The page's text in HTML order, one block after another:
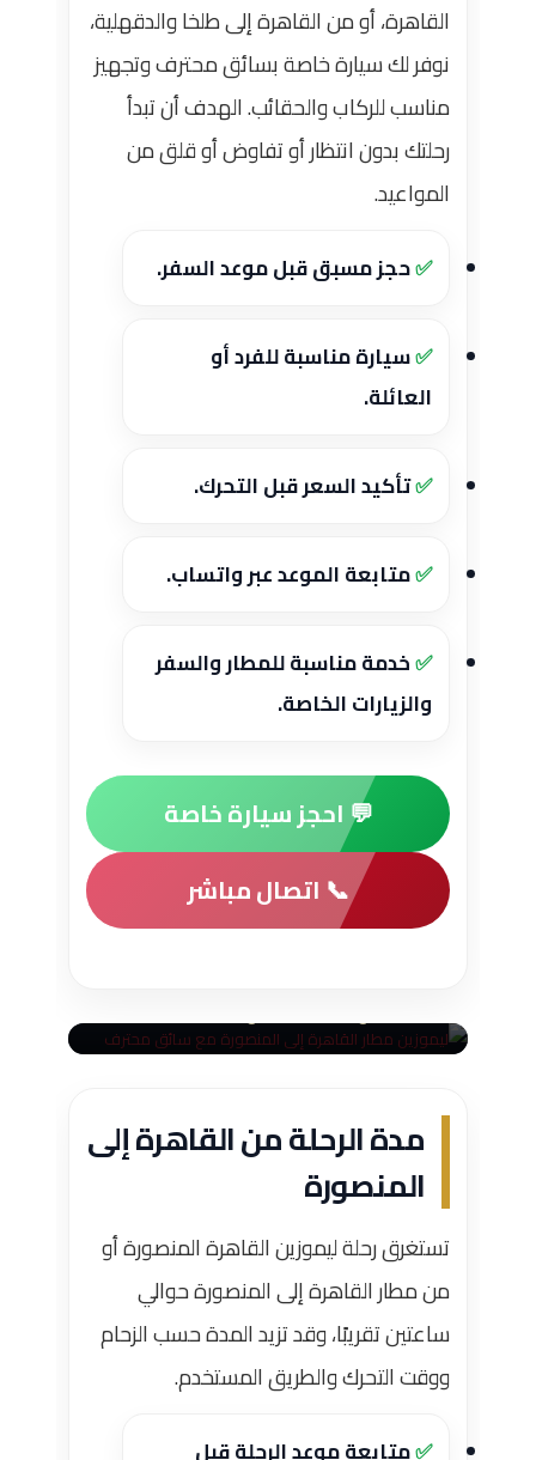
القاهرة، أو من القاهرة إلى طلخا والدقهلية،
نوفر لك سيارة خاصة بسائق محترف وتجهيز
مناسب للركاب والحقائب. الهدف أن تبدأ
رحلتك بدون انتظار أو تفاوض أو قلق من
المواعيد.
حجز مسبق قبل موعد السفر.
سيارة مناسبة للفرد أو
العائلة.
تأكيد السعر قبل التحرك.
متابعة الموعد عبر واتساب.
خدمة مناسبة للمطار والسفر
والزيارات الخاصة.
💬 احجز سيارة خاصة
📞 اتصال مباشر
ليموزين مطار القاهرة إلى
مدة الرحلة من القاهرة إلى
المنصورة
تستغرق رحلة ليموزين القاهرة المنصورة أو
من مطار القاهرة إلى المنصورة حوالي
ساعتين تقريبًا، وقد تزيد المدة حسب الزحام
ووقت التحرك والطريق المستخدم.
متابعة موعد الرحلة قبل